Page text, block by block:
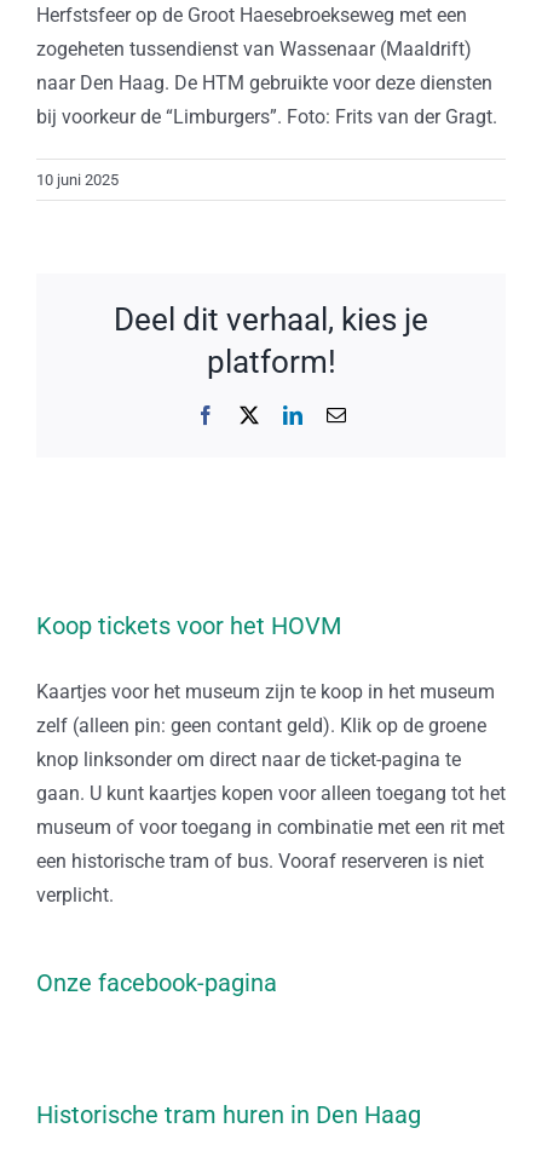
Herfstsfeer op de Groot Haesebroekseweg met een
zogeheten tussendienst van Wassenaar (Maaldrift)
naar Den Haag. De HTM gebruikte voor deze diensten
bij voorkeur de “Limburgers”. Foto: Frits van der Gragt.
10 juni 2025
Deel dit verhaal, kies je
platform!
Facebook LinkedIn
E-
Koop tickets voor het HOVM
Kaartjes voor het museum zijn te koop in het museum
zelf (alleen pin: geen contant geld). Klik op de groene
knop linksonder om direct naar de ticket-pagina te
gaan. U kunt kaartjes kopen voor alleen toegang tot het
museum of voor toegang in combinatie met een rit met
een historische tram of bus. Vooraf reserveren is niet
verplicht.
Onze facebook-pagina
Historische tram huren in Den Haag